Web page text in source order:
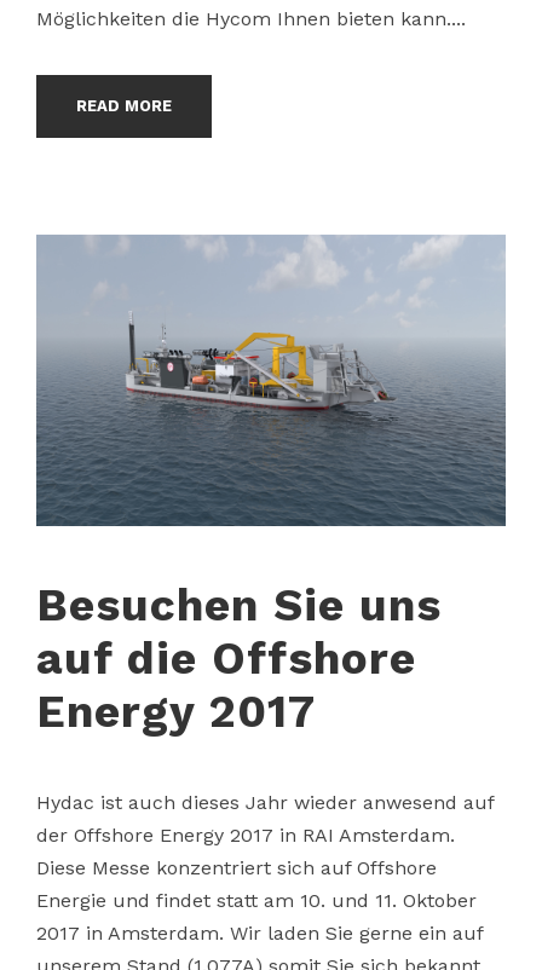
Möglichkeiten die Hycom Ihnen bieten kann....
READ MORE
Besuchen Sie uns
auf die Offshore
Energy 2017
Hydac ist auch dieses Jahr wieder anwesend auf
der Offshore Energy 2017 in RAI Amsterdam.
Diese Messe konzentriert sich auf Offshore
Energie und findet statt am 10. und 11. Oktober
2017 in Amsterdam. Wir laden Sie gerne ein auf